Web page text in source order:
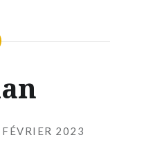
FÉVRIER 2023